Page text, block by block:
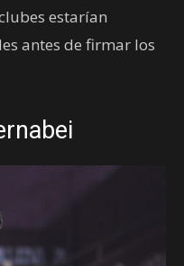
estarían
antes de firmar los